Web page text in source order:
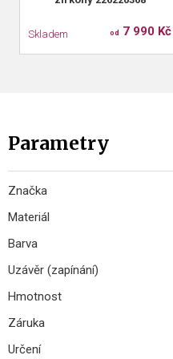
Skladem od 7 990 Kč
Parametry
Značka
Materiál
Barva
Uzávěr (zapínání)
Hmotnost
Záruka
Určení